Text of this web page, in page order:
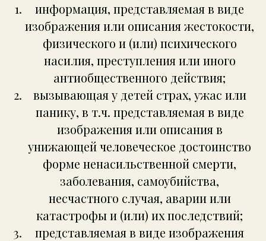
информация, представляемая в виде
изображения или описания жестокости,
физического и (или) психического
насилия, преступления или иного
антиобщественного действия;
вызывающая у детей страх, ужас или
панику, в т.ч. представляемая в виде
изображения или описания в
унижающей человеческое достоинство
форме ненасильственной смерти,
заболевания, самоубийства,
несчастного случая, аварии или
катастрофы и (или) их последствий;
представляемая в виде изображения